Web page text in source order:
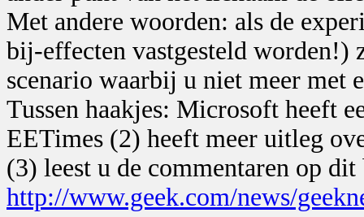
Met andere woorden: als de
bij-effecten vastgesteld worden!)
scenario waarbij u niet meer met
Tussen haakjes: Microsoft heeft
EETimes (2) heeft meer uitleg
(3) leest u de commentaren op
http://www.geek.com/news/